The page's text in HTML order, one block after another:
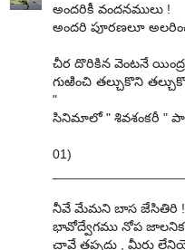
అందరికీ వందనములు !
అందరి పూరణలూ
చీర దొరికిన వెంటనే
గుఱించి తల్చుకొని
"
సినిమాలో " శివశంకరీ "
01)
నీవే మేమని బాస జేసితిరి
భావోద్వేగము నోప
చావే తప్పదు , మీరు